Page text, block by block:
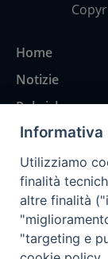
Home
Notizie
Rubriche
Chi siamo
Come
Contatti
Informativa
Utilizziamo
finalità
altre finalità
"targeting e